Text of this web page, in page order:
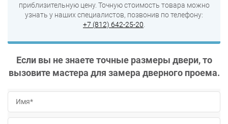
приблизительную цену. Точную стоимость товара можно
узнать у наших специалистов, позвонив по телефону:
+7 (812) 642-25-20
Если вы не знаете точные размеры двери, то
вызовите мастера для замера дверного проема.